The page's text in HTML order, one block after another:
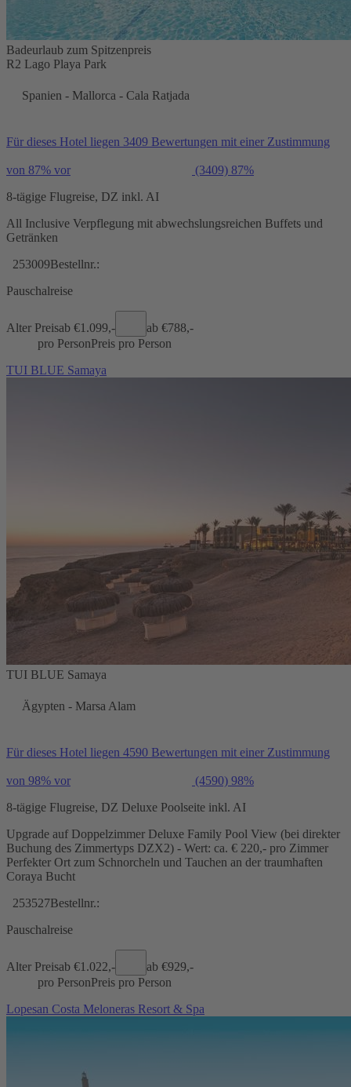
Badeurlaub zum Spitzenpreis
R2 Lago Playa Park
Spanien - Mallorca - Cala Ratjada
Für dieses Hotel liegen 3409 Bewertungen mit einer Zustimmung
von 87% vor (3409) 87%
8-tägige Flugreise, DZ inkl. AI
All Inclusive Verpflegung mit abwechslungsreichen Buffets und
Getränken
253009Bestellnr.:
Pauschalreise
Alter Preisab €1.099,- ab €788,-
pro PersonPreis pro Person
TUI BLUE Samaya
TUI BLUE Samaya
Ägypten - Marsa Alam
Für dieses Hotel liegen 4590 Bewertungen mit einer Zustimmung
von 98% vor (4590) 98%
8-tägige Flugreise, DZ Deluxe Poolseite inkl. AI
Upgrade auf Doppelzimmer Deluxe Family Pool View (bei direkter
Buchung des Zimmertyps DZX2) - Wert: ca. € 220,- pro Zimmer
Perfekter Ort zum Schnorcheln und Tauchen an der traumhaften
Coraya Bucht
253527Bestellnr.:
Pauschalreise
Alter Preisab €1.022,- ab €929,-
pro PersonPreis pro Person
Lopesan Costa Meloneras Resort & Spa